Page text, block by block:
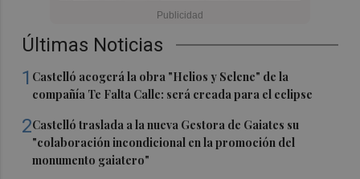
Últimas Noticias
1 Castelló acogerá la obra "Helios y Selene" de la
compañía Te Falta Calle: será creada para el eclipse
2Castelló traslada a la nueva Gestora de Gaiates su
"colaboración incondicional en la promoción del
monumento gaiatero"